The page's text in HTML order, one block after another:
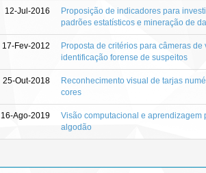
12-Jul-2016
Proposição de indicadores para
padrões estatísticos e mineração de
17-Fev-2012
Proposta de critérios para câmeras
identificação forense de suspeitos
25-Out-2018
Reconhecimento visual de tarjas
cores
16-Ago-2019
Visão computacional e aprendizagem
algodão